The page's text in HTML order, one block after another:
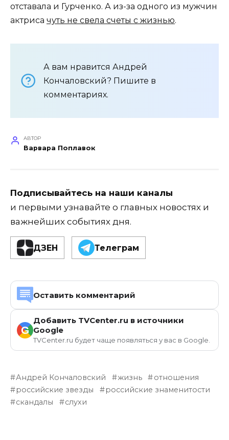
отставала и Гурченко. А из-за одного из мужчин
актриса чуть не свела счеты с жизнью.
А вам нравится Андрей
Кончаловский? Пишите в
комментариях.
АВТОР
Варвара Поплавок
Подписывайтесь на наши каналы
и первыми узнавайте о главных новостях и
важнейших событиях дня.
ДЗЕН Телеграм
Оставить комментарий
G
Добавить TVCenter.ru в источники
Google
TVCenter.ru будет чаще появляться у вас в Google.
Андрей Кончаловский жизнь
отношения
российские звезды
российские знаменитости
скандалы
слухи